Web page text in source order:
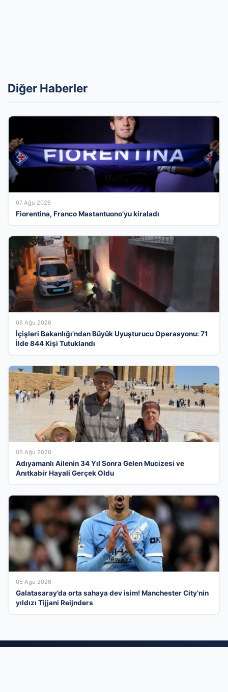
Diğer Haberler
07 Ağu 2026
Fiorentina, Franco Mastantuono’yu kiraladı
06 Ağu 2026
İçişleri Bakanlığı’ndan Büyük Uyuşturucu Operasyonu: 71
İlde 844 Kişi Tutuklandı
06 Ağu 2026
Adıyamanlı Ailenin 34 Yıl Sonra Gelen Mucizesi ve
Anıtkabir Hayali Gerçek Oldu
05 Ağu 2026
Galatasaray’da orta sahaya dev isim! Manchester City’nin
yıldızı Tijjani Reijnders